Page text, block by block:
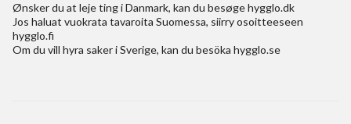
Ønsker du at leje ting i Danmark, kan du besøgehygglo.dk
Jos haluat vuokrata tavaroita Suomessa, siirry osoitteeseen
hygglo.fi
Om du vill hyra saker i Sverige, kan du besöka hygglo.se